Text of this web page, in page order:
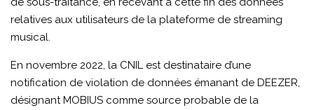
relatives aux utilisateurs de la plateforme de streaming
musical.
En novembre 2022, la CNIL est destinataire d’une
notification de violation de données émanant de DEEZER,
désignant MOBIUS comme source probable de la